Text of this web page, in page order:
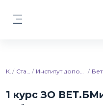
Курсы Ставропольский ГАУ Институт дополнительного профессионального образования
1 курс ЗО